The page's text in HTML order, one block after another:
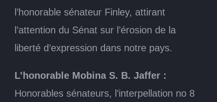
l’honorable sénateur Finley, attirant
l’attention du Sénat sur l’érosion de la
liberté d’expression dans notre pays.
L’honorable Mobina S. B. Jaffer :
Honorables sénateurs, l’interpellation no 8